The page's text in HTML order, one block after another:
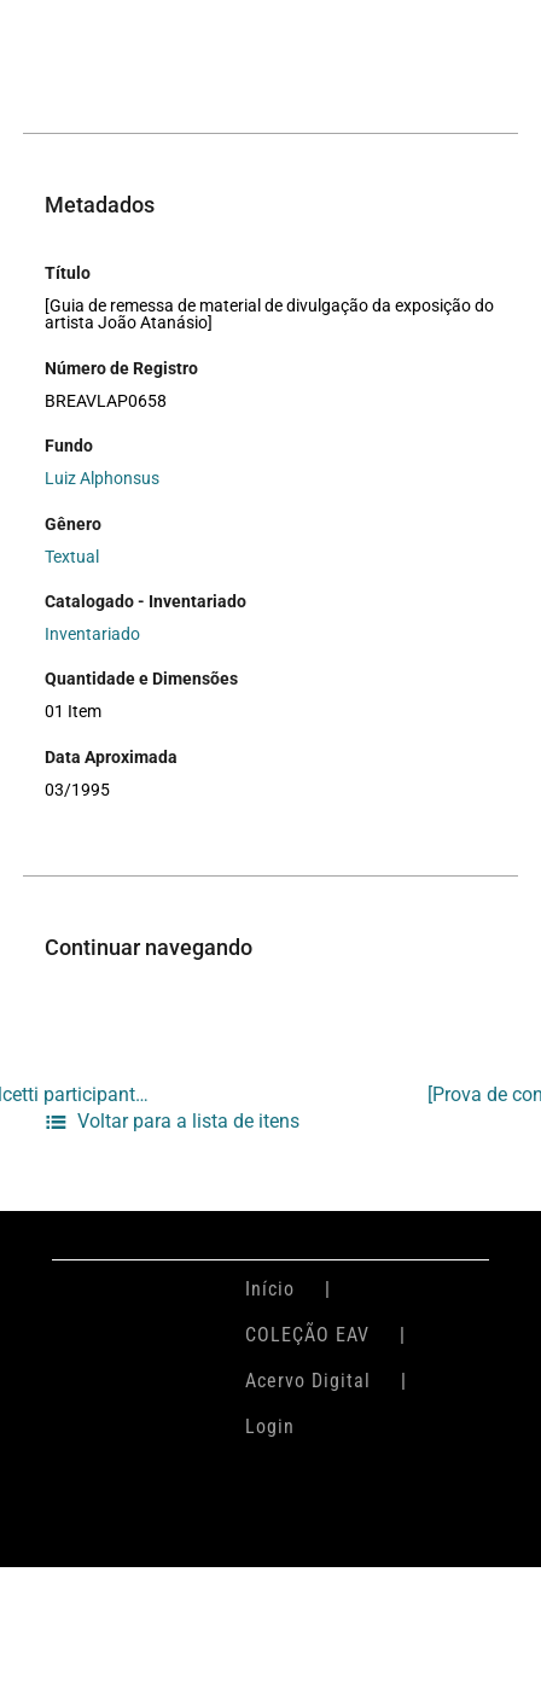
Metadados
Título
[Guia de remessa de material de divulgação da exposição do
artista João Atanásio]
Número de Registro
BREAVLAP0658
Fundo
Luiz Alphonsus
Gênero
Textual
Catalogado - Inventariado
Inventariado
Quantidade e Dimensões
01 Item
Data Aproximada
03/1995
Continuar navegando
[Recibo de devolução de obras da artista Matilde Dolcetti participantes de exposição em 1992]
Voltar para a lista de itens
Início
COLEÇÃO EAV
Acervo Digital
Login